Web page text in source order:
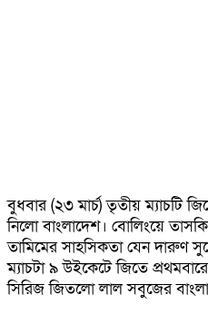
বুধবার (২৩ মার্চ) তৃতীয় ম্যাচটি
নিলো বাংলাদেশ। বোলিংয়ে
তামিমের সাহসিকতা যেন
ম্যাচটা ৯ উইকেটে জিতে
সিরিজ জিতলো লাল সবুজের